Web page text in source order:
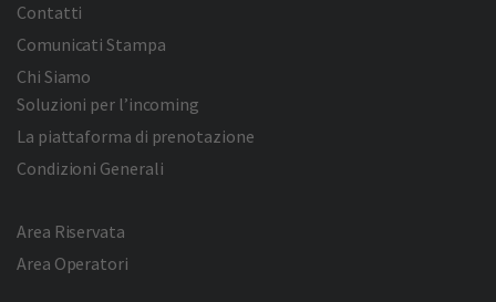
Contatti
Comunicati Stampa
Chi Siamo
Soluzioni per l’incoming
La piattaforma di prenotazione
Condizioni Generali
Area Riservata
Area Operatori